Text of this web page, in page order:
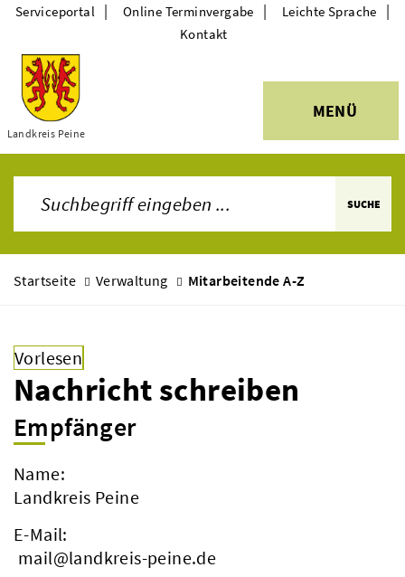
Themen
Landkreis Peine
MENÜ
Serviceportal | Online Terminvergabe | Leichte Sprache |
Kontakt
SUCHE
Startseite Verwaltung Mitarbeitende A-Z
Vorlesen
Nachricht schreiben
Empfänger
Name:
Landkreis Peine
E-Mail:
mail@landkreis-peine.de